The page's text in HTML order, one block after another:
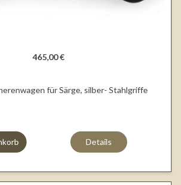
465,00 €
für Särge, silber- Stahlgriffe
Details